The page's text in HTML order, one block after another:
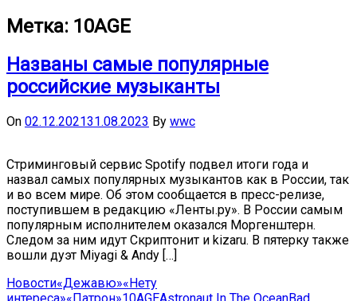
Метка: 10AGE
Названы самые популярные
российские музыканты
On 02.12.202131.08.2023 By wwc
Стриминговый сервис Spotify подвел итоги года и
назвал самых популярных музыкантов как в России, так
и во всем мире. Об этом сообщается в пресс-релизе,
поступившем в редакцию «Ленты.ру». В России самым
популярным исполнителем оказался Моргенштерн.
Следом за ним идут Скриптонит и kizaru. В пятерку также
вошли дуэт Miyagi & Andy […]
Новости«Дежавю»«Нету